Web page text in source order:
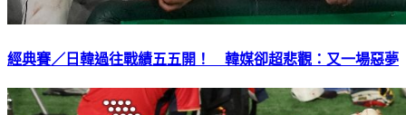
經典賽／日韓過往戰績五五開！ 韓媒卻超悲觀：又一場惡夢